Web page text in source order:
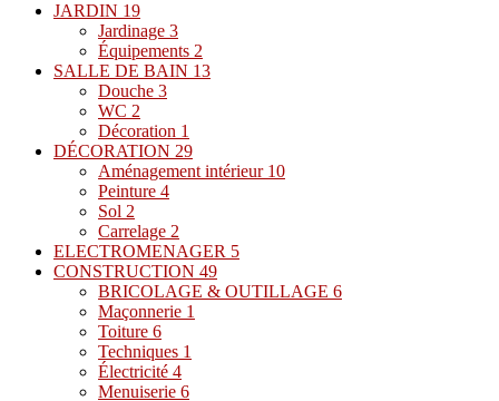
JARDIN 19
Jardinage 3
Équipements 2
SALLE DE BAIN 13
Douche 3
WC 2
Décoration 1
DÉCORATION 29
Aménagement intérieur 10
Peinture 4
Sol 2
Carrelage 2
ELECTROMENAGER 5
CONSTRUCTION 49
BRICOLAGE & OUTILLAGE 6
Maçonnerie 1
Toiture 6
Techniques 1
Électricité 4
Menuiserie 6